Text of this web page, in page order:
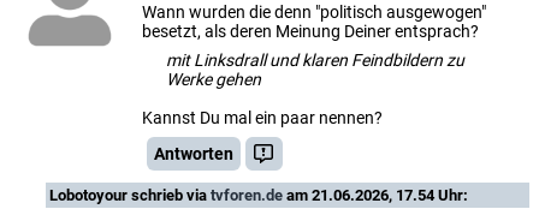
Wann wurden die denn "politisch ausgewogen"
besetzt, als deren Meinung Deiner entsprach?
mit Linksdrall und klaren Feindbildern zu
Werke gehen
Kannst Du mal ein paar nennen?
Antworten
Lobotoyour schrieb via tvforen.de am 21.06.2026, 17.54 Uhr: